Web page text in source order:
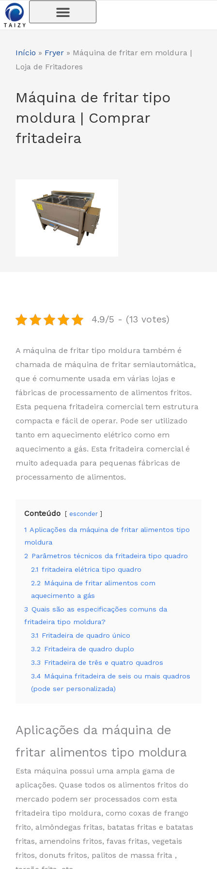
Skip
to
Início » Fryer » Máquina de fritar em moldura |
Loja de Fritadores
Máquina de fritar tipo
moldura | Comprar
fritadeira
4.9/5 - (13 votes)
A máquina de fritar tipo moldura também é
chamada de máquina de fritar semiautomática,
que é comumente usada em várias lojas e
fábricas de processamento de alimentos fritos.
Esta pequena fritadeira comercial tem estrutura
compacta e fácil de operar. Pode ser utilizado
tanto em aquecimento elétrico como em
aquecimento a gás. Esta fritadeira comercial é
muito adequada para pequenas fábricas de
processamento de alimentos.
Conteúdo esconder
1 Aplicações da máquina de fritar alimentos tipo
moldura
2 Parâmetros técnicos da fritadeira tipo quadro
2.1 fritadeira elétrica tipo quadro
2.2 Máquina de fritar alimentos com
aquecimento a gás
3 Quais são as especificações comuns da
fritadeira tipo moldura?
3.1 Fritadeira de quadro único
3.2 Fritadeira de quadro duplo
3.3 Fritadeira de três e quatro quadros
3.4 Máquina fritadeira de seis ou mais quadros
(pode ser personalizada)
Aplicações da máquina de
fritar alimentos tipo moldura
Esta máquina possui uma ampla gama de
aplicações. Quase todos os alimentos fritos do
mercado podem ser processados ​​​​com esta
fritadeira tipo moldura, como coxas de frango
frito, almôndegas fritas, batatas fritas e batatas
fritas, amendoins fritos, favas fritas, vegetais
fritos, donuts fritos, palitos de massa frita ,